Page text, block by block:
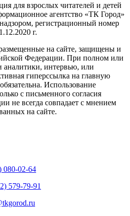
для взрослых читателей и детей
агентство «ТК Город»
регистрационный номер
г.
на сайте, защищены и
Федерации. При полном или
аналитики, интервью, или
гиперссылка на главную
Использование
с письменного согласия
не всегда совпадает с мнением
на сайте.
080-02-64
579-79-91